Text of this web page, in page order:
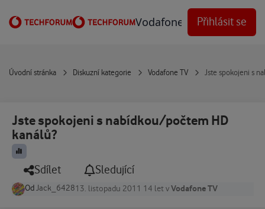
Vodafone Techforum
Přihlásit se
Úvodní stránka Diskuzní kategorie Vodafone TV Jste spokojeni s
Jste spokojeni s nabídkou/počtem HD
kanálů?
Sdílet Sledující
OdJack_642813. listopadu 2011 14 let vVodafone TV